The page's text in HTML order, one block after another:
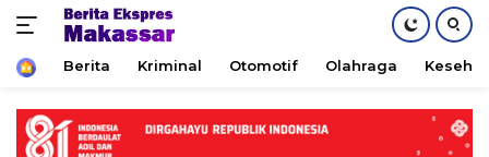
content
HomeBerita Kriminal Otomotif Olahraga